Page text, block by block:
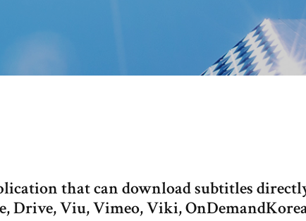
that can download subtitles
Drive, Viu, Vimeo, Viki,